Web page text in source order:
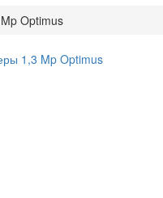
Optimus
1,3 Mp Optimus